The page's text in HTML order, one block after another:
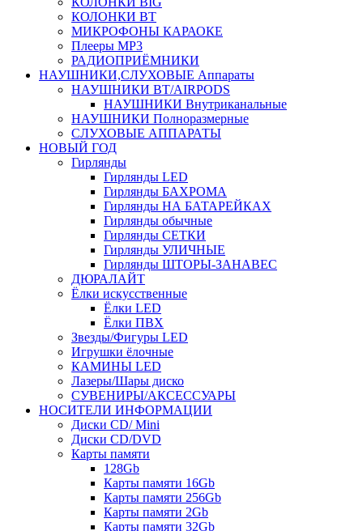
КОЛОНКИ BT
МИКРОФОНЫ КАРАОКЕ
Плееры MP3
РАДИОПРИЁМНИКИ
НАУШНИКИ,СЛУХОВЫЕ Аппараты
НАУШНИКИ BT/AIRPODS
НАУШНИКИ Внутриканальные
НАУШНИКИ Полноразмерные
СЛУХОВЫЕ АППАРАТЫ
НОВЫЙ ГОД
Гирлянды
Гирлянды LED
Гирлянды БАХРОМА
Гирлянды НА БАТАРЕЙКАХ
Гирлянды обычные
Гирлянды СЕТКИ
Гирлянды УЛИЧНЫЕ
Гирлянды ШТОРЫ-ЗАНАВЕС
ДЮРАЛАЙТ
Ёлки искусственные
Ёлки LED
Ёлки ПВХ
Звезды/Фигуры LED
Игрушки ёлочные
КАМИНЫ LED
Лазеры/Шары диско
СУВЕНИРЫ/АКСЕССУАРЫ
НОСИТЕЛИ ИНФОРМАЦИИ
Диски CD/ Mini
Диски CD/DVD
Карты памяти
128Gb
Карты памяти 16Gb
Карты памяти 256Gb
Карты памяти 2Gb
Карты памяти 32Gb